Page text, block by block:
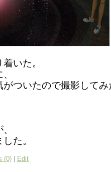
いた。
ついたので撮影してみ
た。
(0) Edit